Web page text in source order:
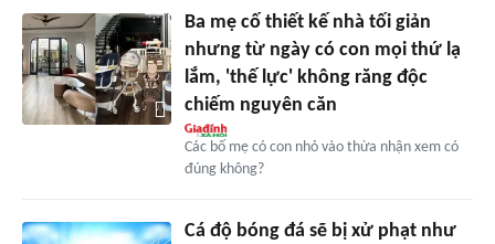
Ba mẹ cố thiết kế nhà tối giản
nhưng từ ngày có con mọi thứ lạ
lắm, 'thế lực' không răng độc
chiếm nguyên căn
Các bố mẹ có con nhỏ vào thừa nhận xem có
đúng không?
Cá độ bóng đá sẽ bị xử phạt như